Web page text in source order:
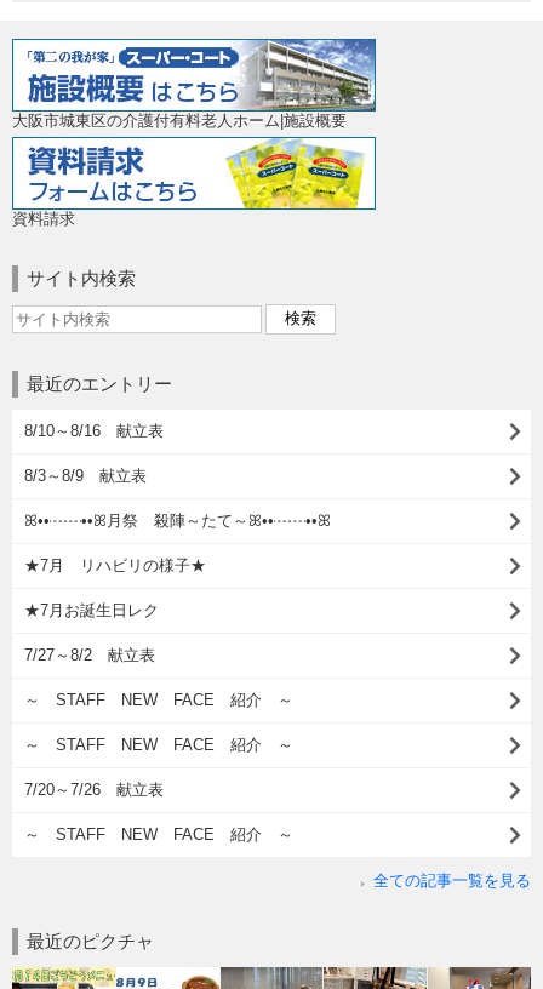
大阪市城東区の介護付有料老人ホーム|施設概要
資料請求
サイト内検索
最近のエントリー
8/10～8/16 献立表
8/3～8/9 献立表
ꕤ••┈┈••ꕤ月祭 殺陣～たて～ꕤ••┈┈••ꕤ
★7月 リハビリの様子★
★7月お誕生日レク
7/27～8/2 献立表
～ STAFF NEW FACE 紹介 ～
～ STAFF NEW FACE 紹介 ～
7/20～7/26 献立表
～ STAFF NEW FACE 紹介 ～
全ての記事一覧を見る
最近のピクチャ